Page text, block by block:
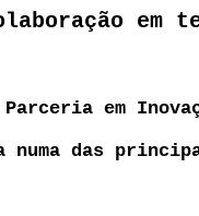
em
numa das